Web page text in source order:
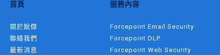
首頁
關於銳傑
聯絡我們
最新消息
服務內容
Forcepoint Email Security
Forcepoint DLP
Forcepoint Web Security